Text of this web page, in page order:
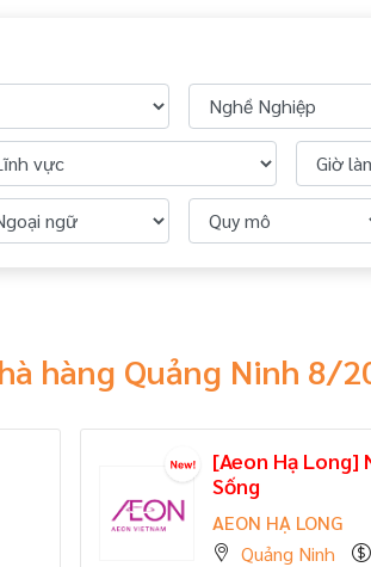
hàng Quảng Ninh 8/
[Aeon Hạ Long]
Sống
AEON HẠ LONG
Quảng Ninh